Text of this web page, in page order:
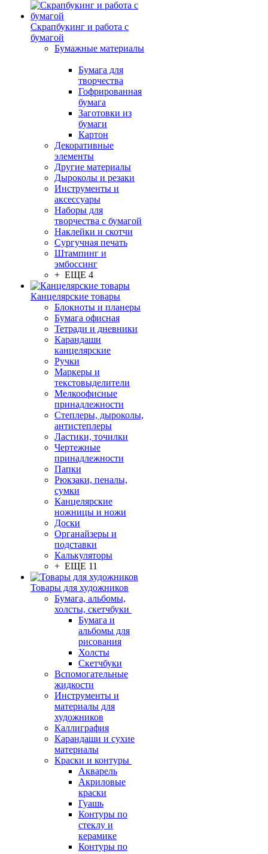
Скрапбукинг и работа с
бумагой
Бумажные материалы
Бумага для
творчества
Гофрированная
бумага
Заготовки из
бумаги
Картон
Декоративные
элементы
Другие материалы
Дыроколы и резаки
Инструменты и
аксессуары
Наборы для
творчества с бумагой
Наклейки и скотчи
Сургучная печать
Штампинг и
эмбоссинг
+ ЕЩЕ 4
Канцелярские товары
Блокноты и планеры
Бумага офисная
Тетради и дневники
Карандаши
канцелярские
Ручки
Маркеры и
текстовыделители
Мелкоофисные
принадлежности
Степлеры, дыроколы,
антистеплеры
Ластики, точилки
Чертежные
принадлежности
Папки
Рюкзаки, пеналы,
сумки
Канцелярские
ножницы и ножи
Доски
Органайзеры и
подставки
Калькуляторы
+ ЕЩЕ 11
Товары для художников
Бумага, альбомы,
холсты, скетчбуки
Бумага и
альбомы для
рисования
Холсты
Скетчбуки
Вспомогательные
жидкости
Инструменты и
материалы для
художников
Каллиграфия
Карандаши и сухие
материалы
Краски и контуры
Акварель
Акриловые
краски
Гуашь
Контуры по
стеклу и
керамике
Контуры по